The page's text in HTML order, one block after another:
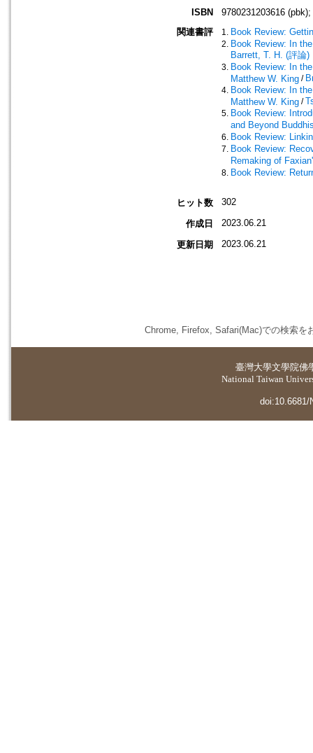
ISBN
9780231203616
関連書評
Book Review:
Book Review: In
Barrett, T. H. (評論)
Book Review: In
Matthew W. King /
Book Review: In
Matthew W. King /
Book Review:
and Beyond
Book Review:
Book Review:
Remaking of
Book Review:
ヒット数 302
作成日 2023.06.21
更新日期 2023.06.21
Chrome, Firefox, Safari(Mac)での検索を
臺灣大學文學院佛
National Taiwan
doi:10.6681/